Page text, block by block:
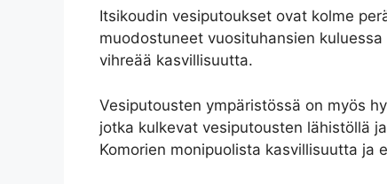
Itsikoudin vesiputoukset ovat kolme
muodostuneet vuosituhansien
vihreää kasvillisuutta.
Vesiputousten ympäristössä on myös
jotka kulkevat vesiputousten lähistöllä
Komorien monipuolista kasvillisuutta ja